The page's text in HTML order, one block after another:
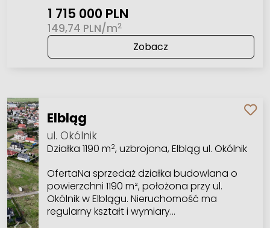
1 715 000 PLN
149,74 PLN/m2
Zobacz
Elbląg
ul. Okólnik
Działka 1190 m2, uzbrojona, Elbląg ul. Okólnik
OfertaNa sprzedaż działka budowlana o
powierzchni 1190 m², położona przy ul.
Okólnik w Elblągu. Nieruchomość ma
regularny kształt i wymiary…